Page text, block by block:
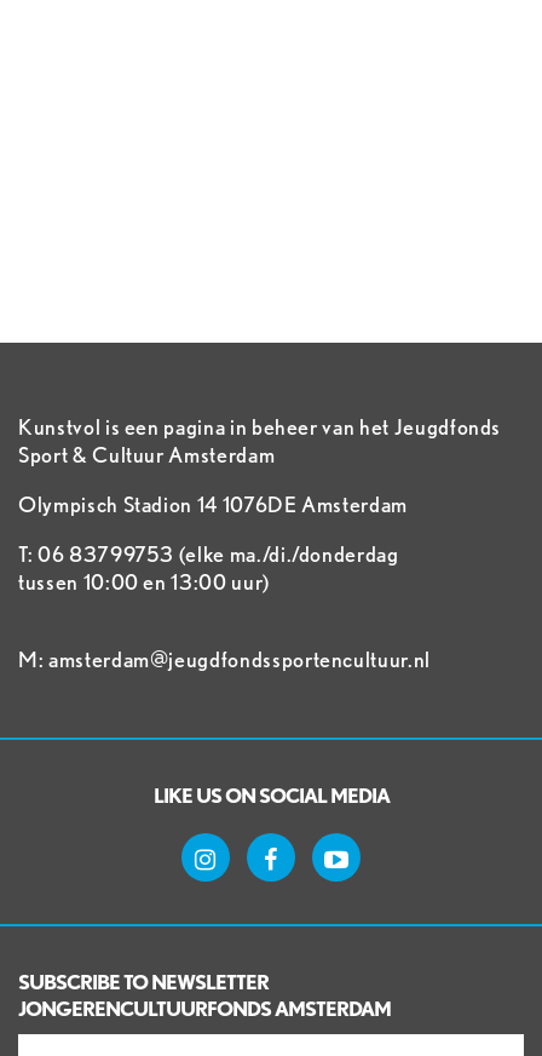
Kunstvol is een pagina in beheer van het Jeugdfonds
Sport & Cultuur Amsterdam
Olympisch Stadion 14 1076DE Amsterdam
T: 06 83799753 (elke ma./di./donderdag
tussen 10:00 en 13:00 uur)
M: amsterdam@jeugdfondssportencultuur.nl
LIKE US ON SOCIAL MEDIA
SUBSCRIBE TO NEWSLETTER
JONGERENCULTUURFONDS AMSTERDAM